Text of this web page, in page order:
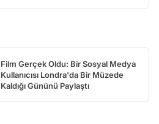
Film Gerçek Oldu: Bir Sosyal Medya
Kullanıcısı Londra'da Bir Müzede
Kaldığı Gününü Paylaştı